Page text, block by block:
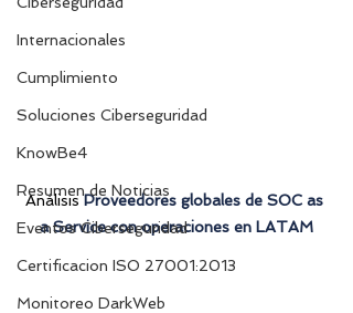
Internacionales
Cumplimiento
Soluciones Ciberseguridad
KnowBe4
Resumen de Noticias
Eventos Ciberseguridad
Certificacion ISO 27001:2013
Monitoreo DarkWeb
Análisis Proveedores globales de SOC as
a Service con operaciones en LATAM